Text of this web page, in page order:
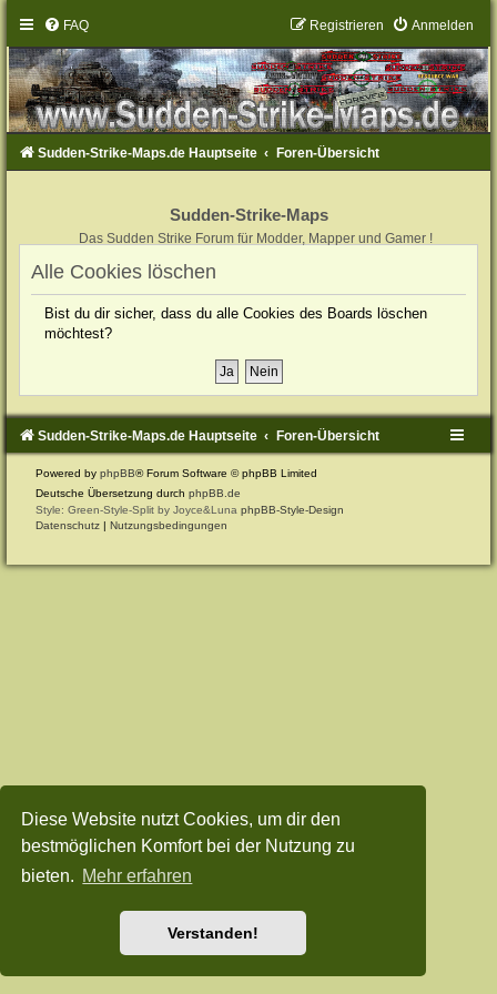
Diese Website nutzt Cookies, um dir den
bestmöglichen Komfort bei der Nutzung zu
bieten. Mehr erfahren
Verstanden!
FAQ Anmelden
Registrieren
Sudden-Strike-Maps.de Hauptseite Foren-Übersicht
Sudden-Strike-Maps
Das Sudden Strike Forum für Modder, Mapper und Gamer !
Alle Cookies löschen
Bist du dir sicher, dass du alle Cookies des Boards löschen
möchtest?
Sudden-Strike-Maps.de Hauptseite Foren-Übersicht
Powered byphpBB® Forum Software © phpBB Limited
Deutsche Übersetzung durchphpBB.de
Style: Green-Style-Split by Joyce&LunaphpBB-Style-Design
Datenschutz |Nutzungsbedingungen